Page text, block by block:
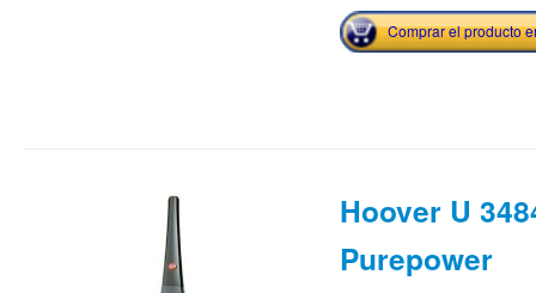
Comprar el producto
Hoover U
Purepower